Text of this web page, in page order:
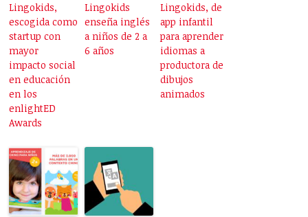
Lingokids,
escogida como
startup con
mayor
impacto social
en educación
en los
enlightED
Awards
Lingokids
enseña inglés
a niños de 2 a
6 años
Lingokids, de
app infantil
para aprender
idiomas a
productora de
dibujos
animados